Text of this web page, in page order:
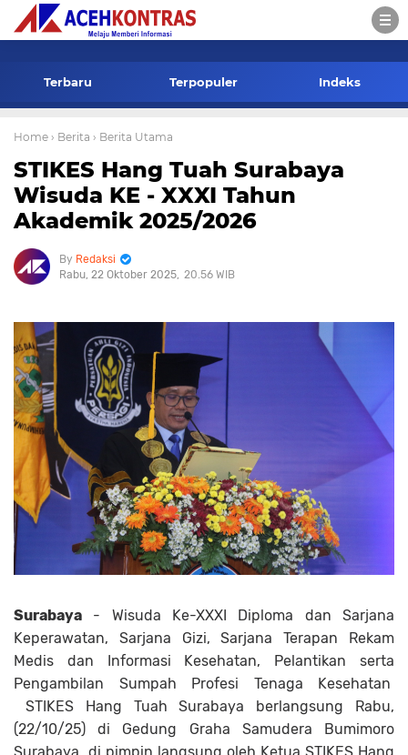
Terbaru Terpopuler Indeks
Home › Berita › Berita Utama
STIKES Hang Tuah Surabaya
Wisuda KE - XXXI Tahun
Akademik 2025/2026
Redaksi
Rabu, 22 Oktober 2025 20.56 WIB
Surabaya - Wisuda Ke-XXXI Diploma dan Sarjana
Keperawatan, Sarjana Gizi, Sarjana Terapan Rekam
Medis dan Informasi Kesehatan, Pelantikan serta
Pengambilan Sumpah Profesi Tenaga Kesehatan
STIKES Hang Tuah Surabaya berlangsung Rabu,
(22/10/25) di Gedung Graha Samudera Bumimoro